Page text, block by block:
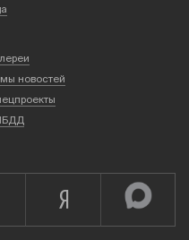
новостей